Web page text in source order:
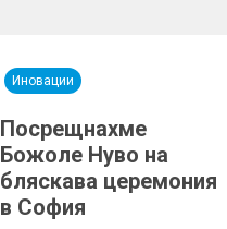
Иновации
Посрещнахме
Божоле Нуво на
бляскава церемония
в София